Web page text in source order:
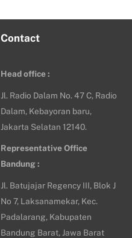
Contact
Head office :
Jl. Radio Dalam No. 47 C, Radio
Dalam, Kebayoran baru,
Jakarta Selatan 12140.
Representative Office
Bandung :
Jl. Batujajar Regency III, Blok J
No 7, Laksanamekar, Kec.
Padalarang, Kabupaten
Bandung Barat, Jawa Barat